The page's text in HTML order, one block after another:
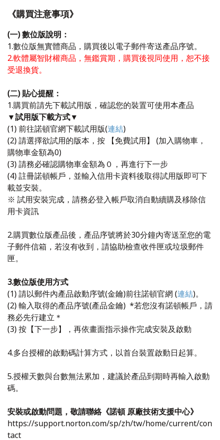
《購買注意事項》
(一) 數位版說明：
1.數位版無實體商品，購買後以電子郵件寄送產品序號。
2.軟體屬智財權商品，無鑑賞期，購買後視同使用，恕不接
受退換貨。
(二) 貼心提醒：
1.購買前請先下載試用版，確認您的裝置可使用本產品
▼試用版下載方式▼
(1) 前往諾頓官網下載試用版(連結)
(2) 請選擇欲試用的版本，按 【免費試用】 (加入購物車，
購物車金額為0)
(3) 請務必確認購物車金額為０，再進行下一步
(4) 註冊諾頓帳戶，並輸入信用卡資料後取得試用版即可下
載並安裝。
​※ 試用安裝完成，請務必登入帳戶取消自動續購及移除信
用卡資訊
2.購買數位版產品後，產品序號將於30分鐘內寄送至您的電
子郵件信箱，若沒有收到，請協助檢查收件匣或垃圾郵件
匣。
3.數位版使用方式
(1) 請以郵件內產品啟動序號(金鑰)前往諾頓官網 (連結)。
(2) 輸入取得的產品序號(產品金鑰) *若您沒有諾頓帳戶，請
務必先行建立＊
(3) 按【下一步】，再依畫面指示操作完成安裝及啟動
4.多台授權的啟動碼計算方式，以首台裝置啟動日起算。
5.授權天數與台數無法累加，建議於產品到期時再輸入啟動
碼。
安裝或啟動問題，敬請聯絡《諾頓 原廠技術支援中心》
https://support.norton.com/sp/zh/tw/home/current/con
tact